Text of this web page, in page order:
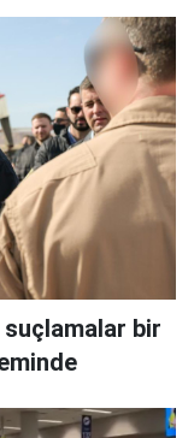
suçlamalar bir